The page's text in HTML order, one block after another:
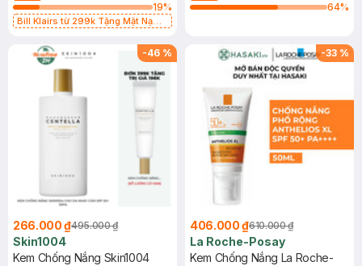
19%
Bill Klairs từ 299k Tặng Mặt Nạ
25ml (SL Có Hạn)
64%
-46 %
266.000 ₫495.000 ₫
Skin1004
Kem Chống Nắng Skin1004
-33 %
406.000 ₫610.000 ₫
La Roche-Posay
Kem Chống Nắng La Roche-